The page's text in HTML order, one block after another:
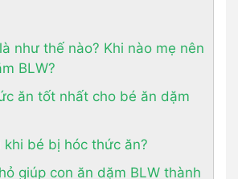
như thế nào? Khi nào mẹ nên
BLW?
ăn tốt nhất cho bé ăn dặm
khi bé bị hóc thức ăn?
giúp con ăn dặm BLW thành